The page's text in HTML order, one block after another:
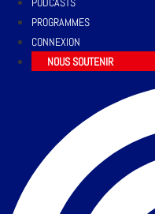
PROGRAMMES
CONNEXION
NOUS SOUTENIR